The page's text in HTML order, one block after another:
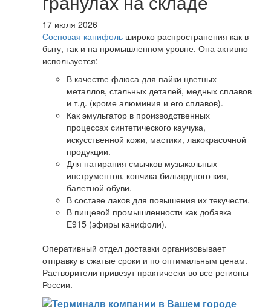
17 июля 2026
Сосновая канифоль широко распространения как в
быту, так и на промышленном уровне. Она активно
используется:
В качестве флюса для пайки цветных
металлов, стальных деталей, медных сплавов
и т.д. (кроме алюминия и его сплавов).
Как эмульгатор в производственных
процессах синтетического каучука,
искусственной кожи, мастики, лакокрасочной
продукции.
Для натирания смычков музыкальных
инструментов, кончика бильярдного кия,
балетной обуви.
В составе лаков для повышения их текучести.
В пищевой промышленности как добавка
Е915 (эфиры канифоли).
Оперативный отдел доставки организовывает
отправку в сжатые сроки и по оптимальным ценам.
Растворители привезут практически во все регионы
России.